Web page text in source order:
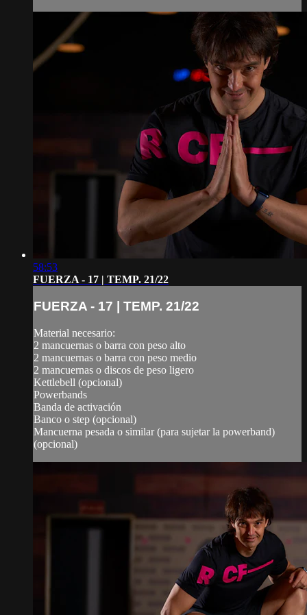
58:53
FUERZA - 17 | TEMP. 21/22
FUERZA - 17 | TEMP. 21/22
Material necesario:
2 mancuernas o barra con peso alto
2 mancuernas o barra con peso medio
2 mancuernas o discos de peso ligero
Kettlebell (opcional)
Powerbands
Banda de activación
Banco o step (opcional)
Mancuerna pesada o similar (para sujetar la powerband)
(opcional)